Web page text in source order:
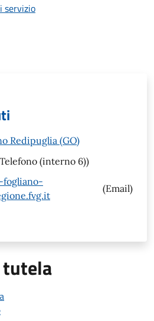
servizio
Redipuglia (GO)
(interno 6))
fogliano-
(Email)